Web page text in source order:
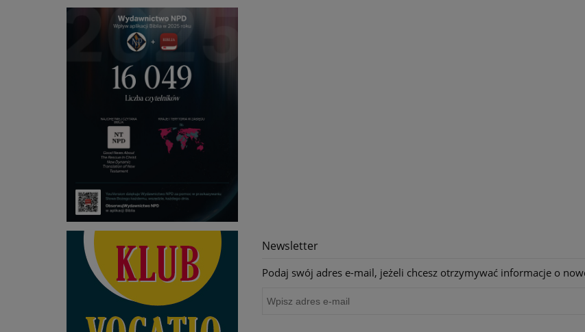
Newsletter
Podaj swój adres e-mail, jeżeli chcesz otrzymywać informacje o